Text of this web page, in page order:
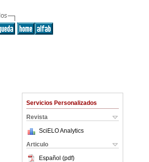
Servicios Personalizados
Revista
SciELO Analytics
Articulo
Español (pdf)